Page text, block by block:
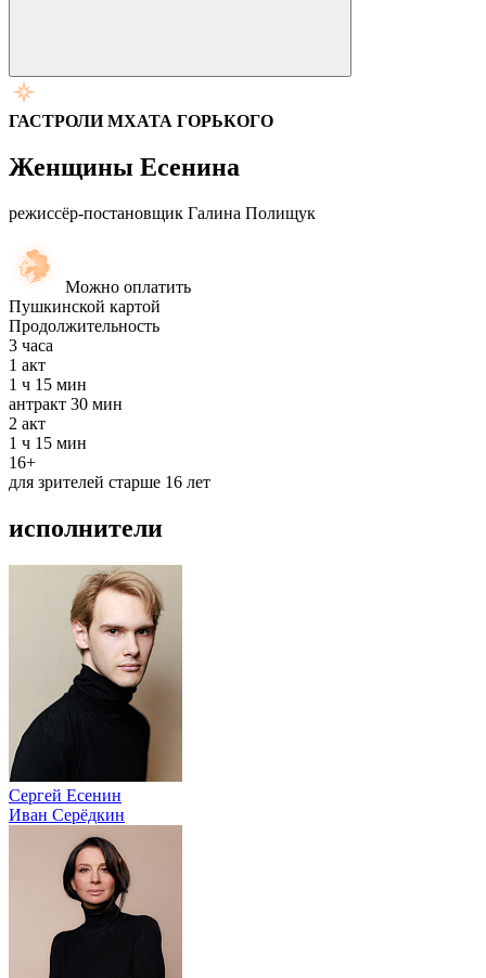
ГАСТРОЛИ МХАТА ГОРЬКОГО
Женщины Есенина
режиссёр-постановщик Галина Полищук
Можно оплатить
Пушкинской картой
Продолжительность
3 часа
1 акт
1 ч 15 мин
антракт 30 мин
2 акт
1 ч 15 мин
16+
для зрителей старше 16 лет
исполнители
Сергей Есенин
Иван Серёдкин